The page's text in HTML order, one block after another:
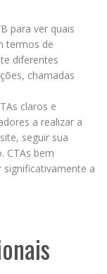
para ver quais
termos de
diferentes
chamadas
claros e
a realizar a
seguir sua
CTAs bem
a